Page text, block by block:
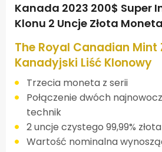
Kanada 2023 200$ Super
Klonu 2 Uncje Złota
The Royal Canadian Mint
Kanadyjski Liść Klonowy
Trzecia moneta z serii
Połączenie dwóch
technik
2 uncje czystego 99,99% złota
Wartość nominalna